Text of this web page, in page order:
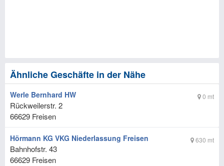
Ähnliche Geschäfte in der Nähe
0 mt
Werle Bernhard HW
Rückweilerstr. 2
66629 Freisen
630 mt
Hörmann KG VKG Niederlassung Freisen
Bahnhofstr. 43
66629 Freisen